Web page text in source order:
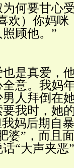
何要甘心
欢）你妈
顾他。”
是真爱，
意。我妈
人拜倒在
我时，她
妈后期自
婆”，而且
“大声夹恶